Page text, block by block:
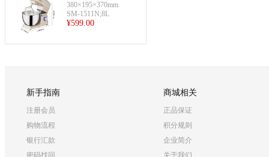
380×195×370mm
SM-1511N;8L
¥599.00
新手指南
注册会员
购物流程
银行汇款
密码找回
商城相关
正品保证
积分规则
企业简介
关于我们